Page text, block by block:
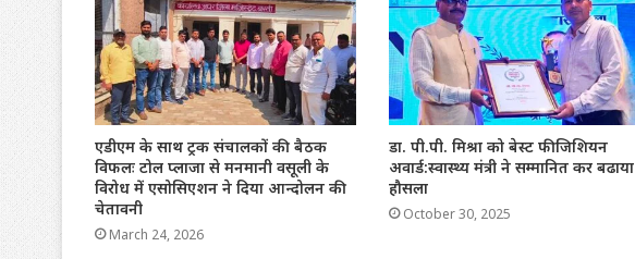
एडीएम के साथ ट्रक संचालकों की बैठक
विफलः टोल प्लाजा से मनमानी वसूली के
विरोध में एसोसिएशन ने दिया आन्दोलन की
चेतावनी
March 24, 2026
डा. पी.पी. मिश्रा को बेस्ट फीजिशियन
अवार्ड:स्वास्थ्य मंत्री ने सम्मानित कर बढाया
हौसला
October 30, 2025